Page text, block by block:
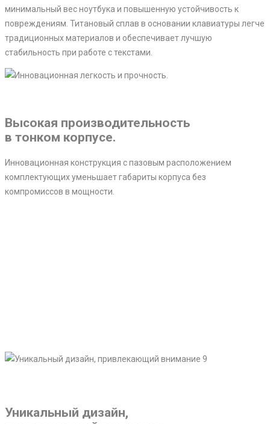
минимальный вес ноутбука и повышенную устойчивость к
повреждениям. Титановый сплав в основании клавиатуры легче
традиционных материалов и обеспечивает лучшую
стабильность при работе с текстами.
Высокая производительность
в тонком корпусе.
Инновационная конструкция с пазовым расположением
комплектующих уменьшает габариты корпуса без
компромиссов в мощности.
Уникальный дизайн,